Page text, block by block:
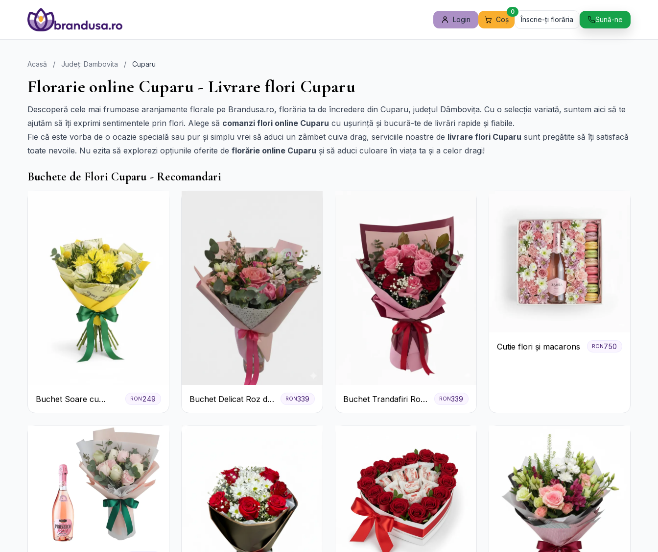
Login Coș
0
Înscrie-ți florăria Sună-ne
Acasă / Județ: Dambovita / Cuparu
Florarie online Cuparu - Livrare flori Cuparu
Descoperă cele mai frumoase aranjamente florale pe Brandusa.ro, florăria ta de încredere din Cuparu, județul Dâmbovița. Cu o selecție variată, suntem aici să te
ajutăm să îți exprimi sentimentele prin flori. Alege să comanzi flori online Cuparu cu ușurință și bucură-te de livrări rapide și fiabile.
Fie că este vorba de o ocazie specială sau pur și simplu vrei să aduci un zâmbet cuiva drag, serviciile noastre de livrare flori Cuparu sunt pregătite să îți satisfacă
toate nevoile. Nu ezita să explorezi opțiunile oferite de florărie online Cuparu și să aduci culoare în viața ta și a celor dragi!
Buchete de Flori Cuparu - Recomandari
Buchet Soare cu
Crizanteme Galbene și
RON249
Buchet Delicat Roz de
primăvară
RON339
Buchet Trandafiri Roz
și Roșii cu Eucalipt și
RON339
Cutie flori și macarons RON750